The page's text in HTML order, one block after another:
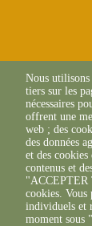
Nous utilisons
tiers sur les
nécessaires
offrent une
web ; des
des données
et des
contenus et
"ACCEPTER
cookies. Vous
individuels et
moment sous